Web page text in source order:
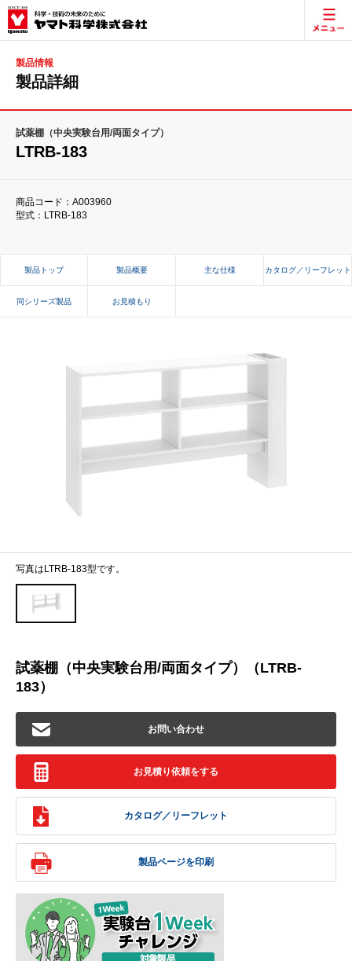
製品情報
製品詳細
試薬棚（中央実験台用/両面タイプ）
LTRB-183
商品コード：A003960
型式：LTRB-183
製品トップ 製品概要 主な仕様 カタログ／リーフレット
同シリーズ製品 お見積もり
写真はLTRB-183型です。
試薬棚（中央実験台用/両面タイプ）（LTRB-
183）
お問い合わせ
お見積り依頼をする
カタログ／リーフレット
製品ページを印刷